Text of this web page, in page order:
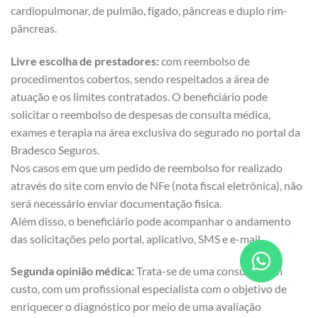
cardiopulmonar, de pulmão, fígado, pâncreas e duplo rim-
pâncreas.
Livre escolha de prestadores:com reembolso de
procedimentos cobertos, sendo respeitados a área de
atuação e os limites contratados. O beneficiário pode
solicitar o reembolso de despesas de consulta médica,
exames e terapia na área exclusiva do segurado no portal da
Bradesco Seguros.
Nos casos em que um pedido de reembolso for realizado
através do site com envio de NFe (nota fiscal eletrônica), não
será necessário enviar documentação fisica.
Além disso, o beneficiário pode acompanhar o andamento
das solicitações pelo portal, aplicativo, SMS e e-mail.
Segunda opinião médica:Trata-se de uma consulta, sem
custo, com um profissional especialista com o objetivo de
enriquecer o diagnóstico por meio de uma avaliação